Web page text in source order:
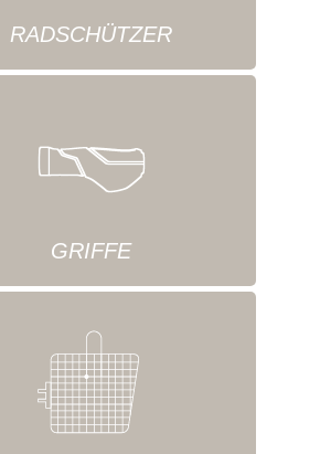
RADSCHÜTZER
GRIFFE